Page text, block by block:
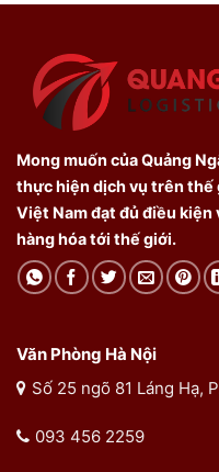
Mong muốn của Quảng
thực hiện dịch vụ trên thế
Việt Nam đạt đủ điều
hàng hóa tới thế giới.
Văn Phòng Hà Nội
Số 25 ngõ 81 Láng Hạ,
093 456 2259